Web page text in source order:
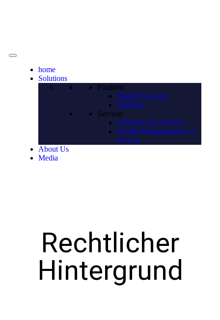
home
Solutions
Products
Digital Assistant
Wealthor
Services
Software as a Service
Wealth Management as a
Service
About Us
Media
Rechtlicher
Hintergrund